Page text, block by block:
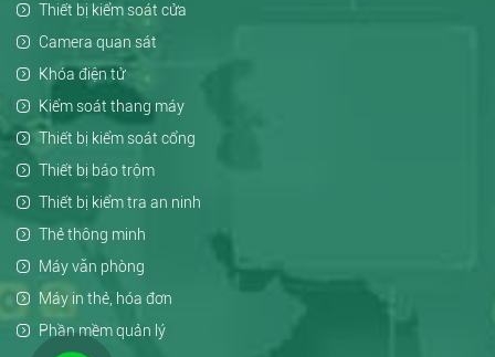
Thiết bị kiểm soát cửa
Camera quan sát
Khóa điện tử
Kiểm soát thang máy
Thiết bị kiểm soát cổng
Thiết bị báo trộm
Thiết bị kiểm tra an ninh
Thẻ thông minh
Máy văn phòng
Máy in thẻ, hóa đơn
Phần mềm quản lý